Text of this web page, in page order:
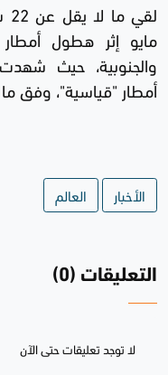
مايو إثر هطول
والجنوبية، حيث
أمطار "قياسية"، وفق
الأخبار العالم
التعليقات (0)
لا توجد تعليقات حتى الآن